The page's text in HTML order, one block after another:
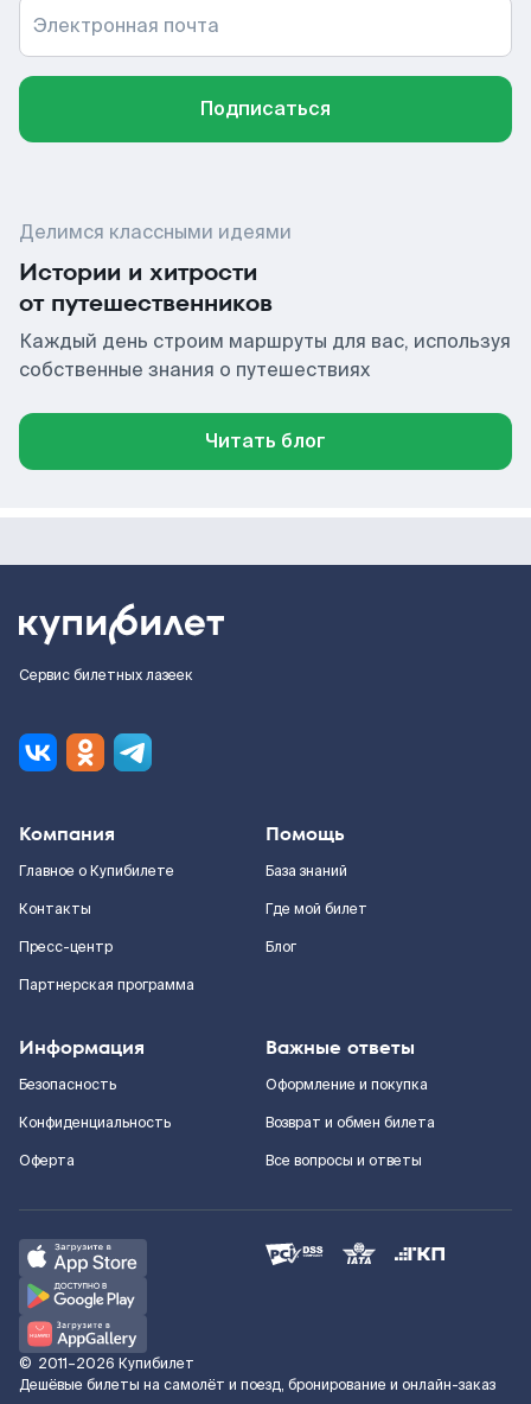
Электронная почта
Подписаться
Делимся классными идеями
Истории и хитрости
от путешественников
Каждый день строим маршруты для вас, используя
собственные знания о путешествиях
Читать блог
Сервис билетных лазеек
Компания
Главное о Купибилете
Контакты
Пресс-центр
Партнерская программа
Помощь
База знаний
Где мой билет
Блог
Информация
Безопасность
Конфиденциальность
Оферта
Важные ответы
Оформление и покупка
Возврат и обмен билета
Все вопросы и ответы
© 2011–2026 Купибилет
Дешёвые билеты на самолёт и поезд, бронирование и онлайн-заказ